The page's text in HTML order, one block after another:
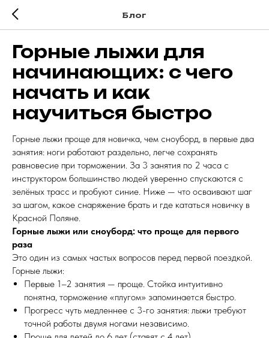
Блог
Горные лыжи для
начинающих: с чего
начать и как
научиться быстро
Горные лыжи проще для новичка, чем сноуборд, в первые два
занятия: ноги работают раздельно, легче сохранять
равновесие при торможении. За 3 занятия по 2 часа с
инструктором большинство людей уверенно спускаются с
зелёных трасс и пробуют синие. Ниже — что осваивают шаг
за шагом, какое снаряжение брать и где кататься новичку в
Красной Поляне.
Горные лыжи или сноуборд: что проще для первого
раза
Это один из самых частых вопросов перед первой поездкой.
Горные лыжи:
Первые 1–2 занятия — проще. Стойка интуитивно
понятна, торможение «плугом» запоминается быстро.
Прогресс чуть медленнее с 3-го занятия: лыжи требуют
точной работы двумя ногами независимо.